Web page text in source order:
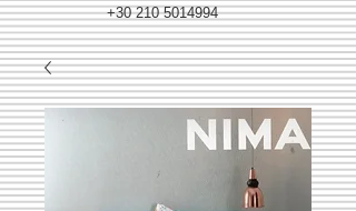
+30 210 5014994